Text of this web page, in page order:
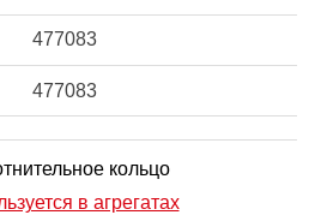
477083
477083
кольцо
в агрегатах